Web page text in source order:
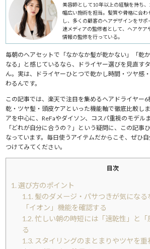
美容師として10年以上の経験を持ち
幅広い施術を担当。髪質や骨格に合わ
し、多くの顧客のヘアデザインをサ
連メディアの監修者として、ヘアケ
情報の監修を行っている。
毎朝のヘアセットで「なかなか髪が乾かない」「乾
なる」と感じているなら、ドライヤー選びを見直す
ん。実は、ドライヤーひとつで乾かし時間・ツヤ感
わるんです。
この記事では、楽天で注目を集めるヘアドライヤー
乾・ツヤ髪・頭皮ケアといった機能軸で徹底比較し
アを中心に、ReFaやダイソン、コスパ重視のモデル
「どれが自分に合うの？」という疑問に、この記事
なっています。毎日使うアイテムだからこそ、ぜひ
つけてみてください。
目次
1. 選び方のポイント
1.1. 髪のダメージ・パサつきが気になる
「イオン」機能を確認する
1.2. 忙しい朝の時短には「速乾性」と「
る
1.3. スタイリングのまとまりやツヤを